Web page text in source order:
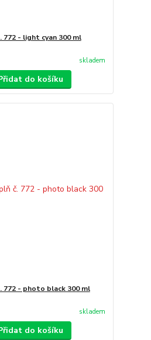
772 - light cyan 300 ml
skladem
do košíku
772 - photo black 300 ml
skladem
do košíku